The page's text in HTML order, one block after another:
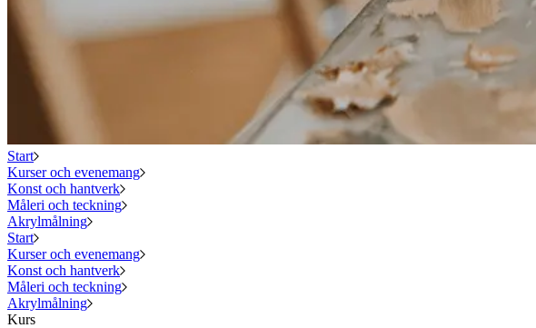
Start
Kurser och evenemang
Konst och hantverk
Måleri och teckning
Akrylmålning
Start
Kurser och evenemang
Konst och hantverk
Måleri och teckning
Akrylmålning
Kurs